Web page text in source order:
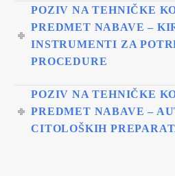
POZIV NA TEHNIČKE
PREDMET NABAVE –
INSTRUMENTI ZA
PROCEDURE
POZIV NA TEHNIČKE
PREDMET NABAVE –
CITOLOŠKIH